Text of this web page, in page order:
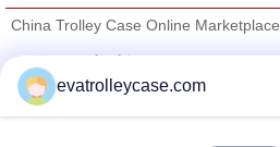
China Trolley Case Online Marketplace
Trust Seal
Verified Suplier
evatrolleycase.com